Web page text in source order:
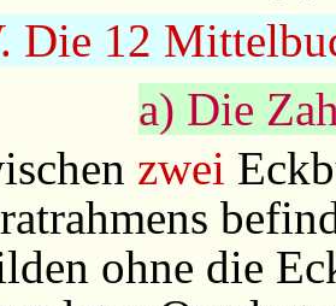
Die 12
a) Die
zwei
ohne die